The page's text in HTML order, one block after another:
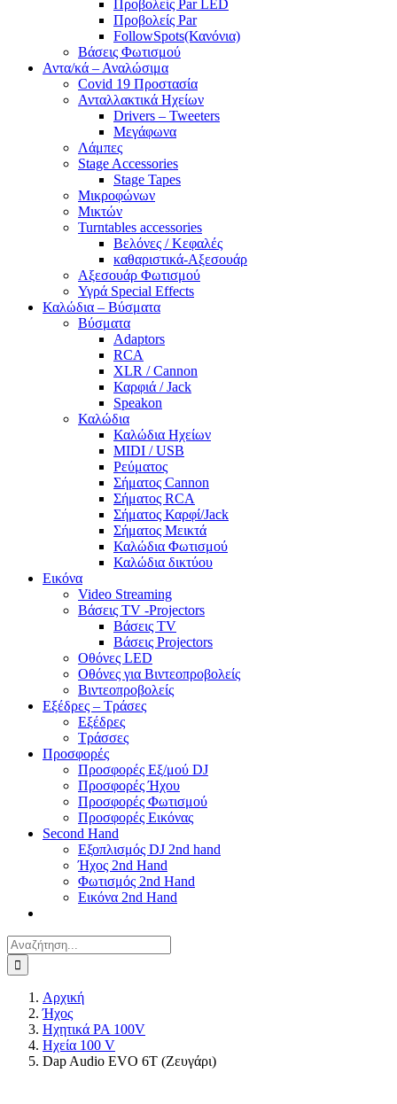
Προβολείς Par LED
Προβολείς Par
FollowSpots(Κανόνια)
Βάσεις Φωτισμού
Αντα/κά – Αναλώσιμα
Covid 19 Προστασία
Ανταλλακτικά Ηχείων
Drivers – Tweeters
Μεγάφωνα
Λάμπες
Stage Accessories
Stage Tapes
Μικροφώνων
Μικτών
Turntables accessories
Βελόνες / Κεφαλές
καθαριστικά-Αξεσουάρ
Αξεσουάρ Φωτισμού
Υγρά Special Effects
Καλώδια – Βύσματα
Βύσματα
Adaptors
RCA
XLR / Cannon
Καρφιά / Jack
Speakon
Καλώδια
Καλώδια Ηχείων
MIDI / USB
Ρεύματος
Σήματος Cannon
Σήματος RCA
Σήματος Καρφί/Jack
Σήματος Μεικτά
Καλώδια Φωτισμού
Καλώδια δικτύου
Εικόνα
Video Streaming
Βάσεις TV -Projectors
Βάσεις TV
Βάσεις Projectors
Οθόνες LED
Οθόνες για Βιντεοπροβολείς
Βιντεοπροβολείς
Εξέδρες – Τράσες
Εξέδρες
Τράσσες
Προσφορές
Προσφορές Εξ/μού DJ
Προσφορές Ήχου
Προσφορές Φωτισμού
Προσφορές Εικόνας
Second Hand
Εξοπλισμός DJ 2nd hand
Ήχος 2nd Hand
Φωτισμός 2nd Hand
Εικόνα 2nd Hand
Αναζήτηση
για:
Αρχική
Ήχος
Ηχητικά PA 100V
Ηχεία 100 V
Dap Audio EVO 6T (Ζευγάρι)